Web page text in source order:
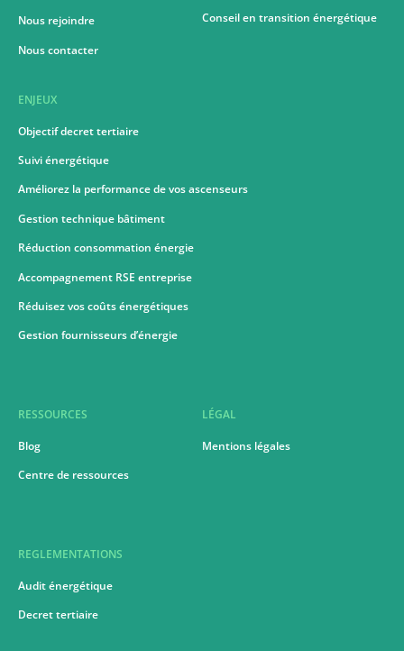
Nous rejoindre
Nous contacter
ENJEUX
Objectif decret tertiaire
Suivi énergétique
Améliorez la performance de vos ascenseurs
Gestion technique bâtiment
Réduction consommation énergie
Accompagnement RSE entreprise
Réduisez vos coûts énergétiques
Gestion fournisseurs d’énergie
Conseil en transition énergétique
RESSOURCES
Blog
Centre de ressources
REGLEMENTATIONS
Audit énergétique
Decret tertiaire
LÉGAL
Mentions légales